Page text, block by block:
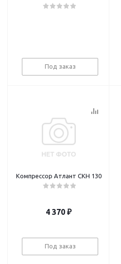
Под заказ
Компрессор Атлант СКН 130
4 370 ₽
Под заказ